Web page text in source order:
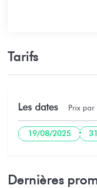
Tarifs
Les dates Prix par
19/08/2025 ·
Dernières